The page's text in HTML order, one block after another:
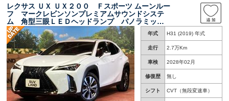
レクサス ＵＸ ＵＸ２００ Ｆスポーツ ムーンルー
フ マークレビンソンプレミアムサウンドシステ
ム 角型三眼ＬＥＤヘッドランプ パノラミック
ビューモニター シートベンチレーション パワ
ーバックドア 純正１０．３型ナビ セーフティ
システムプラス
年式 H31 (2019) 年式
走行 2.7万Km
車検 2028年02月
修復歴 無し
シフト CVT（無段変速車）